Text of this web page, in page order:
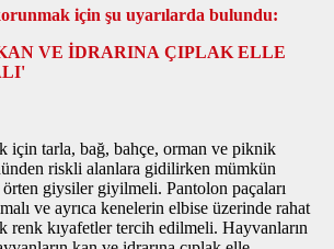
için şu uyarılarda bulundu:
VE İDRARINA ÇIPLAK ELLE
için tarla, bağ, bahçe, orman ve piknik
riskli alanlara gidilirken mümkün
giysiler giyilmeli. Pantolon paçaları
ve ayrıca kenelerin elbise üzerinde rahat
renk kıyafetler tercih edilmeli. Hayvanların